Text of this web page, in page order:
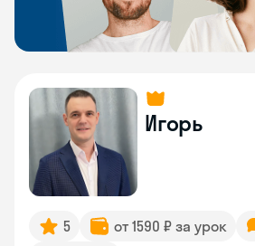
Игорь
5 от 1590 ₽ за урок